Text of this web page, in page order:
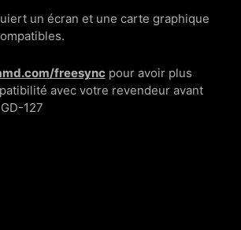
un écran et une carte graphique
freesync pour avoir plus
avec votre revendeur avant
127